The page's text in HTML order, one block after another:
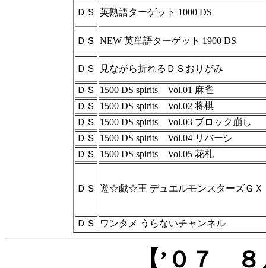
ＤＳ 英熟語ターゲット 1000 DS
ＤＳ NEW 英単語ターゲット 1900 DS
ＤＳ 見ながら折れるＤＳおりがみ
ＤＳ
1500 DS spirits Vol.01 麻雀
ＤＳ
1500 DS spirits Vol.02 将棋
ＤＳ
1500 DS spirits Vol.03 ブロック崩し
ＤＳ
1500 DS spirits Vol.04 リバーシ
ＤＳ
1500 DS spirits Vol.05 花札
ＤＳ 遊☆戯☆王 デュエルモンスターズＧＸ
ＤＳ ワンタメ うらないチャンネル
【’０７